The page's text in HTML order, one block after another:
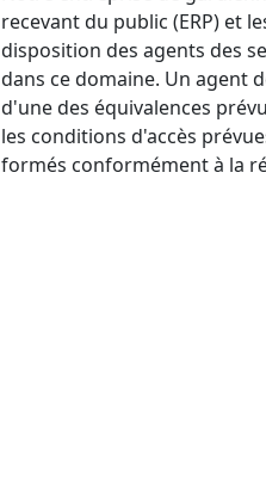
recevant du public (ERP) et
disposition des agents des
dans ce domaine. Un agent
d'une des équivalences
les conditions d'accès
formés conformément à la